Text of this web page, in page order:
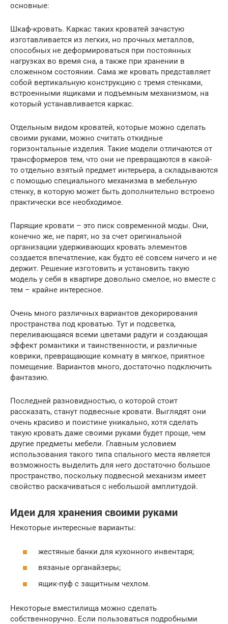
основные:
Шкаф-кровать. Каркас таких кроватей зачастую
изготавливается из легких, но прочных металлов,
способных не деформироваться при постоянных
нагрузках во время сна, а также при хранении в
сложенном состоянии. Сама же кровать представляет
собой вертикальную конструкцию с тремя стенками,
встроенными ящиками и подъемным механизмом, на
который устанавливается каркас.
Отдельным видом кроватей, которые можно сделать
своими руками, можно считать откидные
горизонтальные изделия. Такие модели отличаются от
трансформеров тем, что они не превращаются в какой-
то отдельно взятый предмет интерьера, а складываются
с помощью специального механизма в мебельную
стенку, в которую может быть дополнительно встроено
практически все необходимое.
Парящие кровати – это писк современной моды. Они,
конечно же, не парят, но за счет оригинальной
организации удерживающих кровать элементов
создается впечатление, как будто её совсем ничего и не
держит. Решение изготовить и установить такую
модель у себя в квартире довольно смелое, но вместе с
тем – крайне интересное.
Очень много различных вариантов декорирования
пространства под кроватью. Тут и подсветка,
переливающаяся всеми цветами радуги и создающая
эффект романтики и таинственности, и различные
коврики, превращающие комнату в мягкое, приятное
помещение. Вариантов много, достаточно подключить
фантазию.
Последней разновидностью, о которой стоит
рассказать, станут подвесные кровати. Выглядят они
очень красиво и поистине уникально, хотя сделать
такую кровать даже своими руками будет проще, чем
другие предметы мебели. Главным условием
использования такого типа спального места является
возможность выделить для него достаточно большое
пространство, поскольку подвесной механизм имеет
свойство раскачиваться с небольшой амплитудой.
Идеи для хранения своими руками
Некоторые интересные варианты:
жестяные банки для кухонного инвентаря;
вязаные органайзеры;
ящик-пуф с защитным чехлом.
Некоторые вместилища можно сделать
собственноручно. Если пользоваться подробными